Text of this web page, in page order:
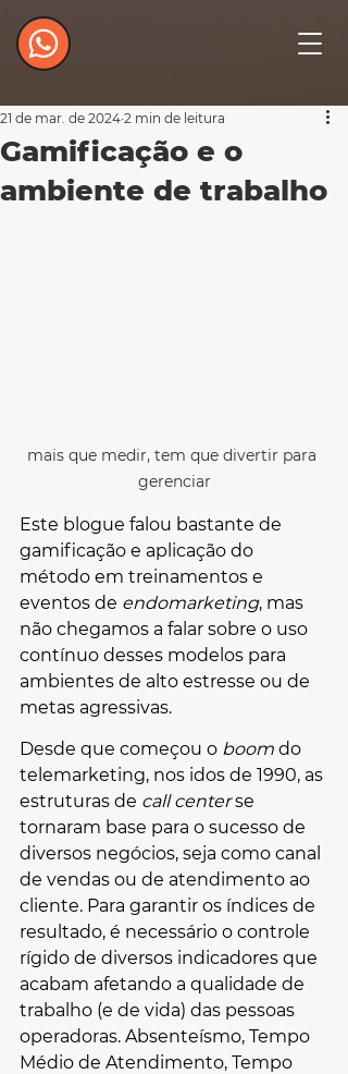
Gamificação e o
ambiente de trabalho
21 de mar. de 2024 2 min de leitura
mais que medir, tem que divertir para
gerenciar
Este blogue falou bastante de
gamificação e aplicação do
método em treinamentos e
eventos de endomarketing, mas
não chegamos a falar sobre o uso
contínuo desses modelos para
ambientes de alto estresse ou de
metas agressivas.
Desde que começou o boom do
telemarketing, nos idos de 1990, as
estruturas de call center se
tornaram base para o sucesso de
diversos negócios, seja como canal
de vendas ou de atendimento ao
cliente. Para garantir os índices de
resultado, é necessário o controle
rígido de diversos indicadores que
acabam afetando a qualidade de
trabalho (e de vida) das pessoas
operadoras. Absenteísmo, Tempo
Médio de Atendimento, Tempo